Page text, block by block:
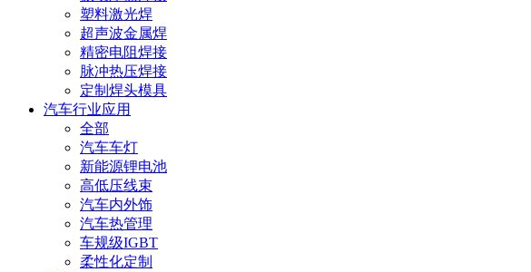
塑料激光焊
超声波金属焊
精密电阻焊接
脉冲热压焊接
定制焊头模具
汽车行业应用
全部
汽车车灯
新能源锂电池
高低压线束
汽车内外饰
汽车热管理
车规级IGBT
柔性化定制